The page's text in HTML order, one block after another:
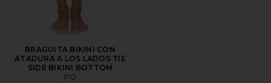
BRAGUITA BIKINI CON
ATADURA A LOS LADOS TIE
SIDE BIKINI BOTTOM
PQ